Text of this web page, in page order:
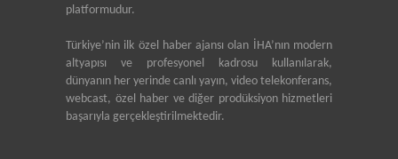
platformudur.
Türkiye’nin ilk özel haber ajansı olan İHA’nın modern
altyapısı ve profesyonel kadrosu kullanılarak,
dünyanın her yerinde canlı yayın, video telekonferans,
webcast, özel haber ve diğer prodüksiyon hizmetleri
başarıyla gerçekleştirilmektedir.